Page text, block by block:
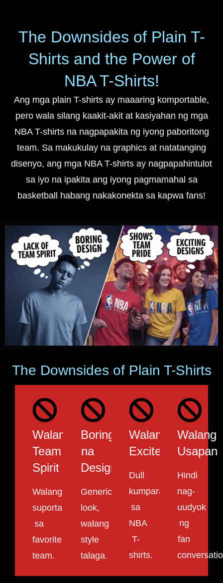
The Downsides of Plain T-
Shirts and the Power of
NBA T-Shirts!
Ang mga plain T-shirts ay maaaring komportable,
pero wala silang kaakit-akit at kasiyahan ng mga
NBA T-shirts na nagpapakita ng iyong paboritong
team. Sa makukulay na graphics at natatanging
disenyo, ang mga NBA T-shirts ay nagpapahintulot
sa iyo na ipakita ang iyong pagmamahal sa
basketball habang nakakonekta sa kapwa fans!
The Downsides of Plain T-Shirts
Walang
Team
Spirit
Walang
suporta
sa
favorite
team.
Boring
na
Design
Generic
look,
walang
style
talaga.
Walang
Excitement
Dull
kumpara
sa
NBA
T-
shirts.
Walang
Usapan
Hindi
nag-
uudyok
ng
fan